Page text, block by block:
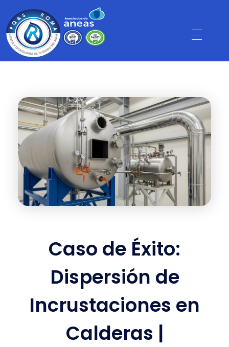
Caso de Éxito:
Dispersión de
Incrustaciones en
Calderas |